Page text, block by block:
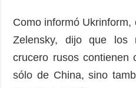
Como informó
Zelensky, dijo que los
crucero rusos contienen
sólo de China, sino